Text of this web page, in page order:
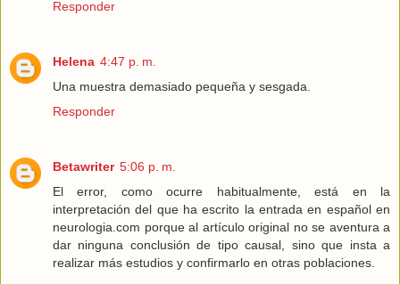
Responder
Helena 4:47 p. m.
Una muestra demasiado pequeña y sesgada.
Responder
Betawriter 5:06 p. m.
El error, como ocurre habitualmente, está en la
interpretación del que ha escrito la entrada en español en
neurologia.com porque al artículo original no se aventura a
dar ninguna conclusión de tipo causal, sino que insta a
realizar más estudios y confirmarlo en otras poblaciones.